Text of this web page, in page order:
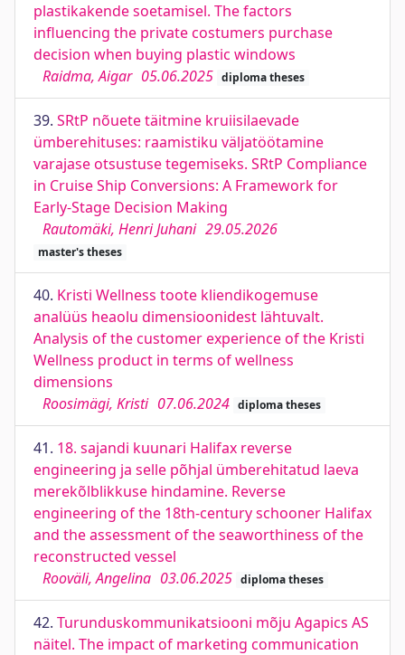
plastikakende soetamisel. The factors
influencing the private costumers purchase
decision when buying plastic windows
Raidma, Aigar 05.06.2025 diploma theses
39. SRtP nõuete täitmine kruiisilaevade
ümberehituses: raamistiku väljatöötamine
varajase otsustuse tegemiseks. SRtP Compliance
in Cruise Ship Conversions: A Framework for
Early-Stage Decision Making
Rautomäki, Henri Juhani 29.05.2026
master's theses
40. Kristi Wellness toote kliendikogemuse
analüüs heaolu dimensioonidest lähtuvalt.
Analysis of the customer experience of the Kristi
Wellness product in terms of wellness
dimensions
Roosimägi, Kristi 07.06.2024 diploma theses
41. 18. sajandi kuunari Halifax reverse
engineering ja selle põhjal ümberehitatud laeva
merekõlblikkuse hindamine. Reverse
engineering of the 18th-century schooner Halifax
and the assessment of the seaworthiness of the
reconstructed vessel
Rooväli, Angelina 03.06.2025 diploma theses
42. Turunduskommunikatsiooni mõju Agapics AS
näitel. The impact of marketing communication